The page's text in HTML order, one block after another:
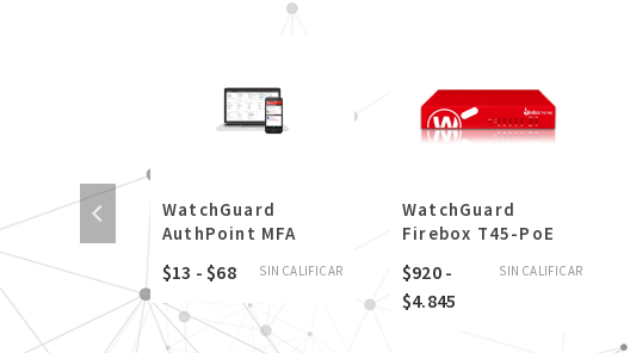
SIN CALIFICAR
WatchGuard
AuthPoint MFA
SIN CALIFICAR
$13 - $68Rango
de
precios:
WatchGuard
Firebox T45-PoE
SIN CALIFICAR
$920 -
$4.845